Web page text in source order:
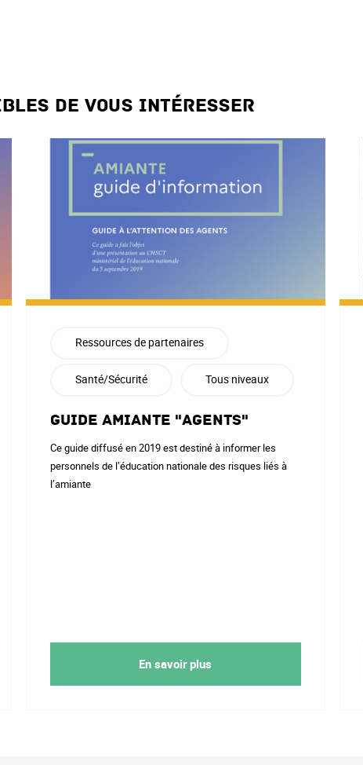
de vous intéresser
Ressources de partenaires
Santé/Sécurité Tous niveaux
Guide Amiante "agents"
Ce guide diffusé en 2019 est destiné à informer les
personnels de l’éducation nationale des risques liés à
l’amiante
En savoir plus